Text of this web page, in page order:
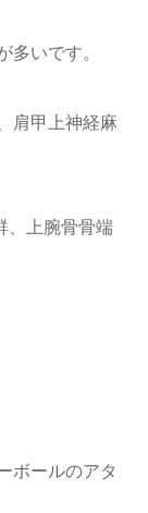
多いです。
肩甲上神経麻
、上腕骨骨端
ボールのアタ